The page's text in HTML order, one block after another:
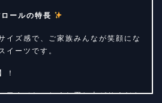
ールの特長
イズ感で、ご家族みんなが笑顔にな
イーツです。
！
口までおいしくお召し上がりくださ